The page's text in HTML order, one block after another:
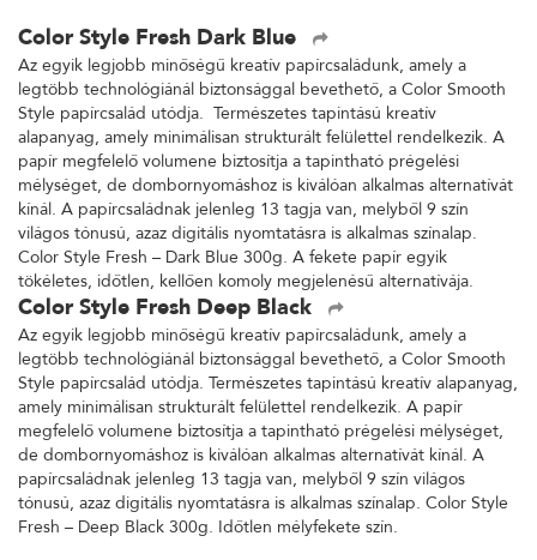
Color Style Fresh Dark Blue
Az egyik legjobb minőségű kreatív papírcsaládunk, amely a
legtöbb technológiánál biztonsággal bevethető, a Color Smooth
Style papírcsalád utódja. Természetes tapintású kreatív
alapanyag, amely minimálisan strukturált felülettel rendelkezik. A
papír megfelelő volumene biztosítja a tapintható prégelési
mélységet, de dombornyomáshoz is kiválóan alkalmas alternatívát
kínál. A papírcsaládnak jelenleg 13 tagja van, melyből 9 szín
világos tónusú, azaz digitális nyomtatásra is alkalmas színalap.
Color Style Fresh – Dark Blue 300g. A fekete papír egyik
tökéletes, időtlen, kellően komoly megjelenésű alternatívája.
Color Style Fresh Deep Black
Az egyik legjobb minőségű kreatív papírcsaládunk, amely a
legtöbb technológiánál biztonsággal bevethető, a Color Smooth
Style papírcsalád utódja. Természetes tapintású kreatív alapanyag,
amely minimálisan strukturált felülettel rendelkezik. A papír
megfelelő volumene biztosítja a tapintható prégelési mélységet,
de dombornyomáshoz is kiválóan alkalmas alternatívát kínál. A
papírcsaládnak jelenleg 13 tagja van, melyből 9 szín világos
tónusú, azaz digitális nyomtatásra is alkalmas színalap. Color Style
Fresh – Deep Black 300g. Időtlen mélyfekete szín.